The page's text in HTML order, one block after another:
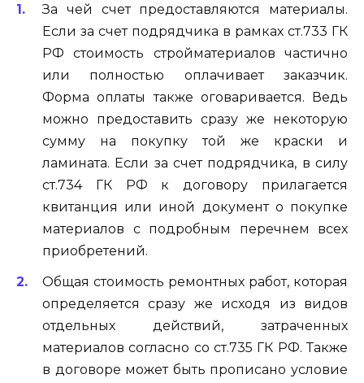
За чей счет предоставляются материалы.
Если за счет подрядчика в рамках ст.733 ГК
РФ стоимость стройматериалов частично
или полностью оплачивает заказчик.
Форма оплаты также оговаривается. Ведь
можно предоставить сразу же некоторую
сумму на покупку той же краски и
ламината. Если за счет подрядчика, в силу
ст.734 ГК РФ к договору прилагается
квитанция или иной документ о покупке
материалов с подробным перечнем всех
приобретений.
Общая стоимость ремонтных работ, которая
определяется сразу же исходя из видов
отдельных действий, затраченных
материалов согласно со ст.735 ГК РФ. Также
в договоре может быть прописано условие